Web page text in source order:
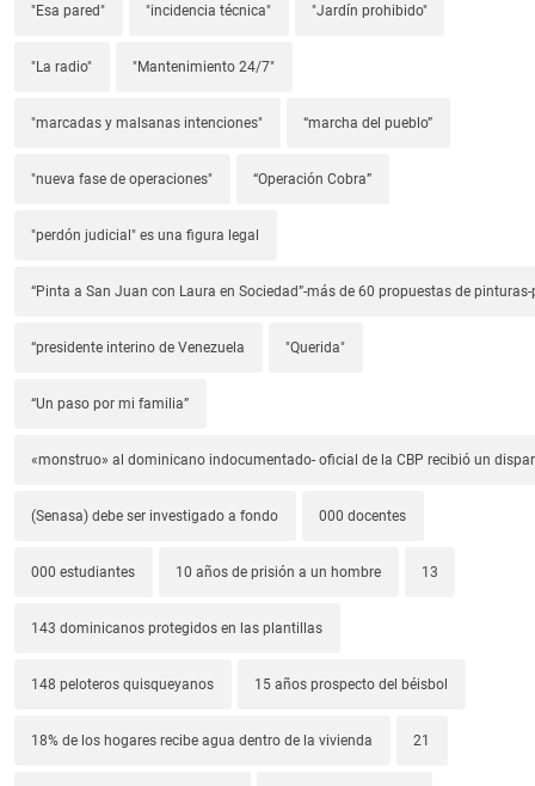
"Esa pared" "incidencia técnica" "Jardín prohibido"
"La radio" "Mantenimiento 24/7"
"marcadas y malsanas intenciones" “marcha del pueblo”
"nueva fase de operaciones" “Operación Cobra”
"perdón judicial" es una figura legal
“Pinta a San Juan con Laura en Sociedad”-más de 60 propuestas de
“presidente interino de Venezuela "Querida"
“Un paso por mi familia”
«monstruo» al dominicano indocumentado- oficial de la CBP recibió un
(Senasa) debe ser investigado a fondo 000 docentes
000 estudiantes 10 años de prisión a un hombre 13
143 dominicanos protegidos en las plantillas
148 peloteros quisqueyanos 15 años prospecto del béisbol
18% de los hogares recibe agua dentro de la vivienda 21